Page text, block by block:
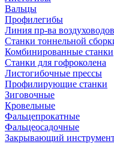
Вальцы
Профилегибы
Линия пр-ва воздуховодов
Станки тоннельной
Комбинированные станки
Станки для гофроколена
Листогибочные прессы
Профилирующие станки
Зиговочные
Кровельные
Фальцепрокатные
Фальцеосадочные
Закрывающий